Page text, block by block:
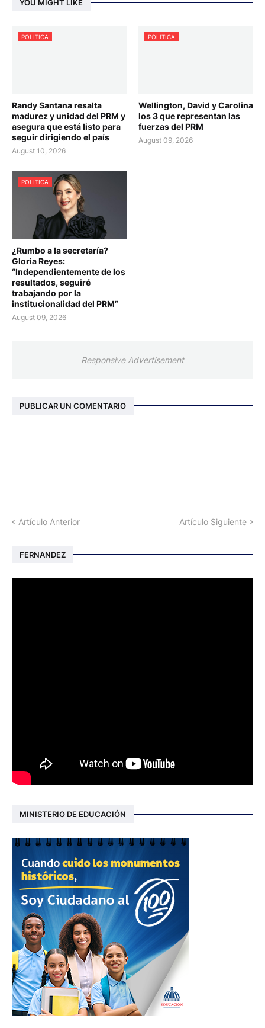
YOU MIGHT LIKE
POLITICA
Randy Santana resalta
madurez y unidad del PRM y
asegura que está listo para
seguir dirigiendo el país
August 10, 2026
POLITICA
Wellington, David y Carolina
los 3 que representan las
fuerzas del PRM
August 09, 2026
POLITICA
¿Rumbo a la secretaría?
Gloria Reyes:
“Independientemente de los
resultados, seguiré
trabajando por la
institucionalidad del PRM”
August 09, 2026
Responsive Advertisement
PUBLICAR UN COMENTARIO
Artículo Anterior Artículo Siguiente
FERNANDEZ
MINISTERIO DE EDUCACIÓN